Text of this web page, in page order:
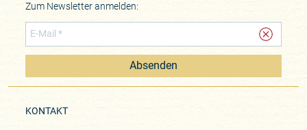
Zum Newsletter anmelden:
Absenden
KONTAKT